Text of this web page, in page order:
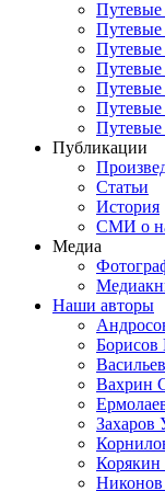
Путевые
Путевые
Путевые
Путевые
Путевые
Путевые
Путевые
Публикации
Статьи
История
СМИ о
Медиа
Наши авторы
Борисов
Вахрин
Захаров
Корякин
Никонов